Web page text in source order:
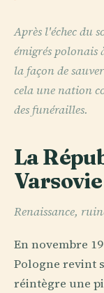
Après l'échec du
émigrés polonais
la façon de
cela une nation
des funérailles.
La
Renaissance,
En novembre
Pologne revint
réintègre une